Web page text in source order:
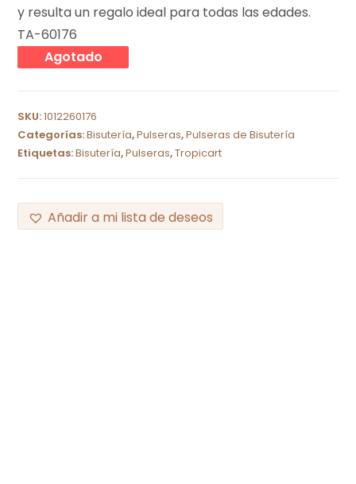
y resulta un regalo ideal para todas las edades.
TA-60176
Agotado
SKU:1012260176
Categorías:Bisutería,Pulseras,Pulseras de Bisutería
Etiquetas:Bisutería,Pulseras,Tropicart
Añadir a mi lista de deseos